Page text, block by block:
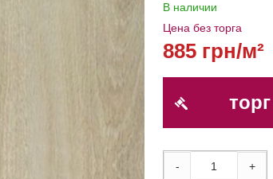
В наличии
Цена без торга
885 грн/м²
торг
- +